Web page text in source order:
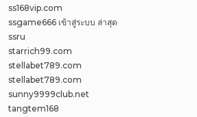
ss168vip.com
ssgame666 เข้าสู่ระบบ ล่าสุด
ssru
starrich99.com
stellabet789.com
stellabet789.com
sunny9999club.net
tangtem168